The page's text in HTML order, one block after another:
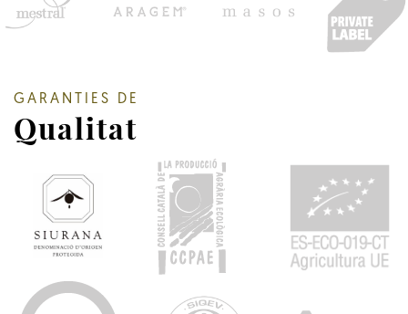
GARANTIES DE
Qualitat